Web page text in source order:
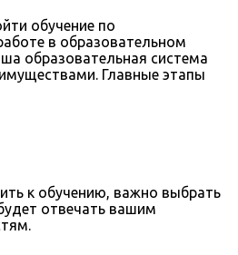
обучение по
в образовательном
образовательная система
Главные этапы
к обучению, важно выбрать
отвечать вашим